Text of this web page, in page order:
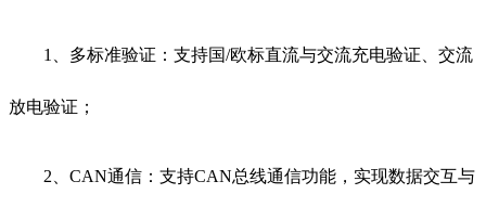
1、多标准验证：支持国/欧标直流与交流充电验证、交流
放电验证；
2、CAN通信：支持CAN总线通信功能，实现数据交互与